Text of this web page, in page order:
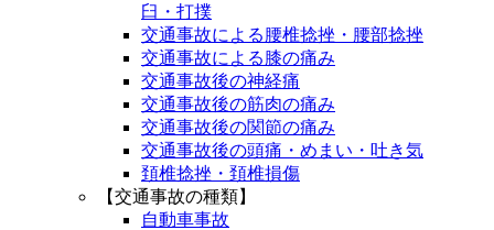
臼・打撲
交通事故による腰椎捻挫・腰部捻挫
交通事故による膝の痛み
交通事故後の神経痛
交通事故後の筋肉の痛み
交通事故後の関節の痛み
交通事故後の頭痛・めまい・吐き気
頚椎捻挫・頚椎損傷
【交通事故の種類】
自動車事故